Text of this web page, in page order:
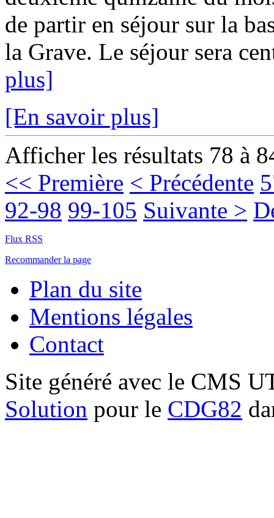
de partir en séjour sur la
la Grave. Le séjour sera
plus]
[En savoir plus]
Afficher les résultats 78 à
<< Première < Précédente
92-98 99-105 Suivante >
Flux RSS
Recommander la page
Plan du site
Mentions légales
Contact
Site généré avec le CMS
Solution pour le CDG82